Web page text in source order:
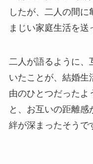
したが、二人の間
まじい家庭生活を送
二人が語るように、
いたことが、結婚生
由のひとつだったよ
と、お互いの距離感
絆が深まったそうで